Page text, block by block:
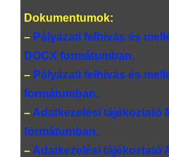
Dokumentumok:
– Pályázati felhívás és
DOCX formátumban.
– Pályázati felhívás és
formátumban.
– Adatkezelési tájékoztató
formátumban.
– Adatkezelési tájékoztató